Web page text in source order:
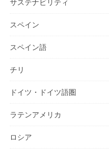
サステナビリティ
スペイン
スペイン語
チリ
ドイツ・ドイツ語圏
ラテンアメリカ
ロシア